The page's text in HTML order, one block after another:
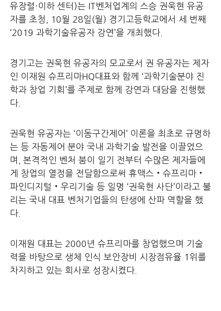
유장렬·이하 센터)는 IT벤처업계의 스승 권욱현 유공
자를 초청, 10월 28일(월) 경기고등학교에서 세 번째
‘2019 과학기술유공자 강연’을 개최했다.
경기고는 권욱현 유공자의 모교로서 권 유공자는 제자
인 이재원 슈프리마HQ대표와 함께 ‘과학기술분야 진
학과 창업 기회’를 주제로 함께 강연과 대담을 진행했
다.
권욱현 유공자는 ‘이동구간제어’ 이론을 최초로 규명하
는 등 자동제어 분야 국내 과학기술 발전을 이끌었으
며, 본격적인 벤처 붐이 일기 전부터 수많은 제자들에
게 창업의 열정을 전달함으로써 휴맥스‧슈프리마‧
파인디지털‧우리기술 등 일명 ‘권욱현 사단’이라고 불
리는 국내 대표 벤처기업들의 탄생에 산파 역할을 했
다.
이재원 대표는 2000년 슈프리마를 창업했으며 기술
력을 바탕으로 생체 인식 보안장비 시장점유율 1위를
차지하고 있는 회사로 성장시켰다.